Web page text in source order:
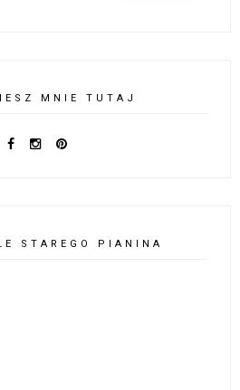
MNIE TUTAJ
STAREGO PIANINA